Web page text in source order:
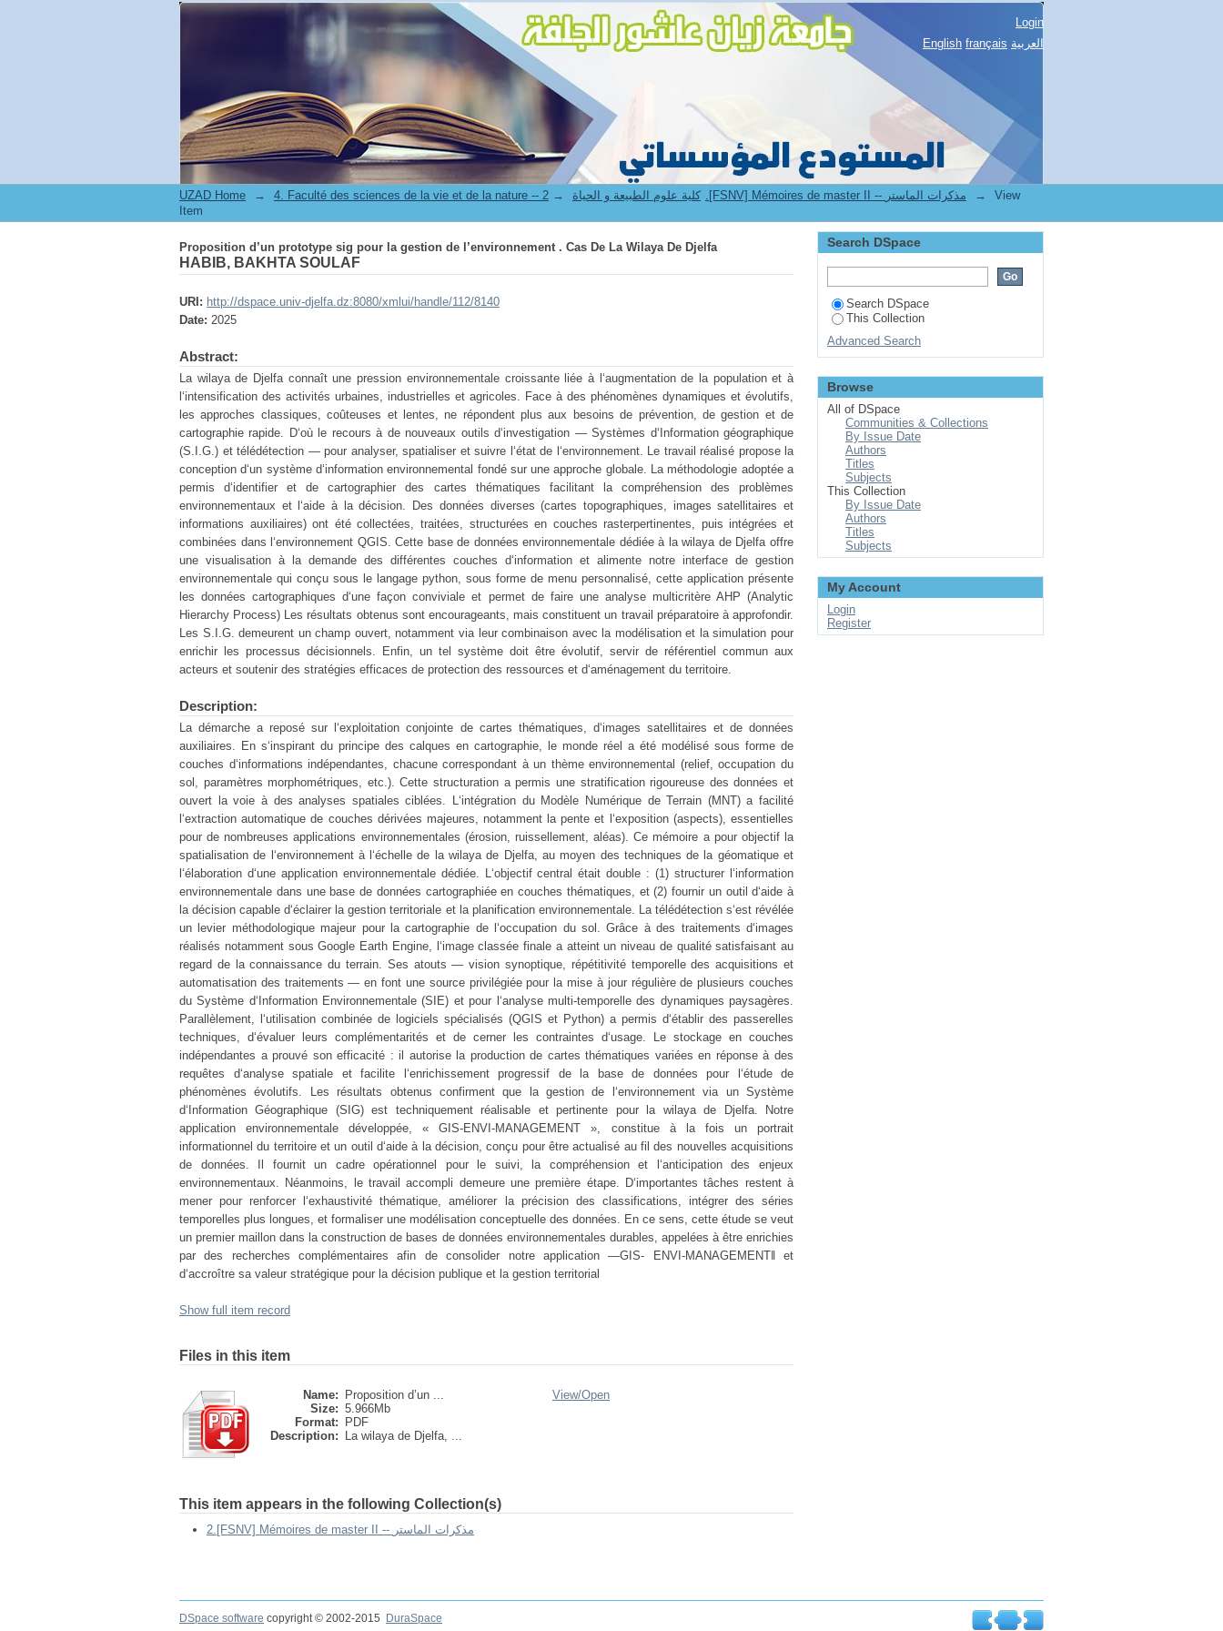
Proposition d’un prototype sig pour la gestion de l’environnement . Cas De La Wilaya De Djelfa
Login
English français العربية
UZAD Home → 4. Faculté des sciences de la vie et de la nature -- كلية علوم الطبيعة و الحياة → 2.[FSNV] Mémoires de master II -- مذكرات الماستر →
View
Item
Proposition d’un prototype sig pour la gestion de l’environnement . Cas De La Wilaya De Djelfa
HABIB, BAKHTA SOULAF
URI: http://dspace.univ-djelfa.dz:8080/xmlui/handle/112/8140
Date: 2025
Abstract:
La wilaya de Djelfa connaît une pression environnementale croissante liée à l‘augmentation de la population et à
l‘intensification des activités urbaines, industrielles et agricoles. Face à des phénomènes dynamiques et évolutifs,
les approches classiques, coûteuses et lentes, ne répondent plus aux besoins de prévention, de gestion et de
cartographie rapide. D‘où le recours à de nouveaux outils d‘investigation — Systèmes d‘Information géographique
(S.I.G.) et télédétection — pour analyser, spatialiser et suivre l‘état de l‘environnement. Le travail réalisé propose la
conception d‘un système d‘information environnemental fondé sur une approche globale. La méthodologie adoptée a
permis d‘identifier et de cartographier des cartes thématiques facilitant la compréhension des problèmes
environnementaux et l‘aide à la décision. Des données diverses (cartes topographiques, images satellitaires et
informations auxiliaires) ont été collectées, traitées, structurées en couches rasterpertinentes, puis intégrées et
combinées dans l‘environnement QGIS. Cette base de données environnementale dédiée à la wilaya de Djelfa offre
une visualisation à la demande des différentes couches d‘information et alimente notre interface de gestion
environnementale qui conçu sous le langage python, sous forme de menu personnalisé, cette application présente
les données cartographiques d‘une façon conviviale et permet de faire une analyse multicritère AHP (Analytic
Hierarchy Process) Les résultats obtenus sont encourageants, mais constituent un travail préparatoire à approfondir.
Les S.I.G. demeurent un champ ouvert, notamment via leur combinaison avec la modélisation et la simulation pour
enrichir les processus décisionnels. Enfin, un tel système doit être évolutif, servir de référentiel commun aux
acteurs et soutenir des stratégies efficaces de protection des ressources et d‘aménagement du territoire.
Description:
La démarche a reposé sur l‘exploitation conjointe de cartes thématiques, d‘images satellitaires et de données
auxiliaires. En s‘inspirant du principe des calques en cartographie, le monde réel a été modélisé sous forme de
couches d‘informations indépendantes, chacune correspondant à un thème environnemental (relief, occupation du
sol, paramètres morphométriques, etc.). Cette structuration a permis une stratification rigoureuse des données et
ouvert la voie à des analyses spatiales ciblées. L‘intégration du Modèle Numérique de Terrain (MNT) a facilité
l‘extraction automatique de couches dérivées majeures, notamment la pente et l‘exposition (aspects), essentielles
pour de nombreuses applications environnementales (érosion, ruissellement, aléas). Ce mémoire a pour objectif la
spatialisation de l‘environnement à l‘échelle de la wilaya de Djelfa, au moyen des techniques de la géomatique et
l‘élaboration d‘une application environnementale dédiée. L‘objectif central était double : (1) structurer l‘information
environnementale dans une base de données cartographiée en couches thématiques, et (2) fournir un outil d‘aide à
la décision capable d‘éclairer la gestion territoriale et la planification environnementale. La télédétection s‘est révélée
un levier méthodologique majeur pour la cartographie de l‘occupation du sol. Grâce à des traitements d‘images
réalisés notamment sous Google Earth Engine, l‘image classée finale a atteint un niveau de qualité satisfaisant au
regard de la connaissance du terrain. Ses atouts — vision synoptique, répétitivité temporelle des acquisitions et
automatisation des traitements — en font une source privilégiée pour la mise à jour régulière de plusieurs couches
du Système d‘Information Environnementale (SIE) et pour l‘analyse multi-temporelle des dynamiques paysagères.
Parallèlement, l‘utilisation combinée de logiciels spécialisés (QGIS et Python) a permis d‘établir des passerelles
techniques, d‘évaluer leurs complémentarités et de cerner les contraintes d‘usage. Le stockage en couches
indépendantes a prouvé son efficacité : il autorise la production de cartes thématiques variées en réponse à des
requêtes d‘analyse spatiale et facilite l‘enrichissement progressif de la base de données pour l‘étude de
phénomènes évolutifs. Les résultats obtenus confirment que la gestion de l‘environnement via un Système
d‘Information Géographique (SIG) est techniquement réalisable et pertinente pour la wilaya de Djelfa. Notre
application environnementale développée, « GIS-ENVI-MANAGEMENT », constitue à la fois un portrait
informationnel du territoire et un outil d‘aide à la décision, conçu pour être actualisé au fil des nouvelles acquisitions
de données. Il fournit un cadre opérationnel pour le suivi, la compréhension et l‘anticipation des enjeux
environnementaux. Néanmoins, le travail accompli demeure une première étape. D‘importantes tâches restent à
mener pour renforcer l‘exhaustivité thématique, améliorer la précision des classifications, intégrer des séries
temporelles plus longues, et formaliser une modélisation conceptuelle des données. En ce sens, cette étude se veut
un premier maillon dans la construction de bases de données environnementales durables, appelées à être enrichies
par des recherches complémentaires afin de consolider notre application ―GIS- ENVI-MANAGEMENT‖ et
d‘accroître sa valeur stratégique pour la décision publique et la gestion territorial
Show full item record
Files in this item
Name:
Proposition d’un ...
Size: 5.966Mb
Format:
PDF
Description:
La wilaya de Djelfa, ...
View/Open
This item appears in the following Collection(s)
2.[FSNV] Mémoires de master II -- مذكرات الماستر
Search DSpace
Search DSpace
This Collection
Advanced Search
Browse
All of DSpace
Communities & Collections
By Issue Date
Authors
Titles
Subjects
This Collection
By Issue Date
Authors
Titles
Subjects
My Account
Login
Register
DSpace software copyright © 2002-2015
DuraSpace